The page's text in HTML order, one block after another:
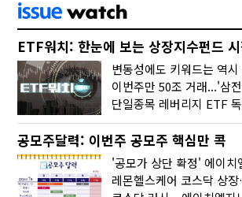
ETF워치: 한눈에 보는 상장지수펀드
단일종목 레버리지 ETF
공모주달력: 이번주 공모주 핵심만 콕
'공모가 상단 확정' 에이치